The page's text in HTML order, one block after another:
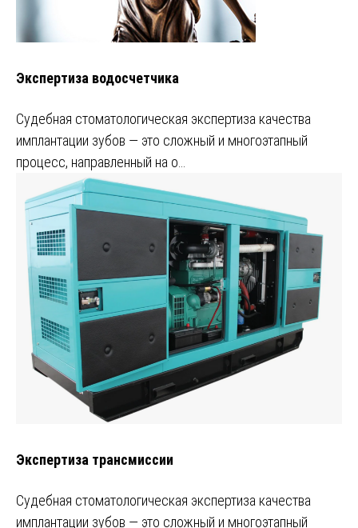
Экспертиза водосчетчика
Судебная стоматологическая экспертиза качества
имплантации зубов — это сложный и многоэтапный
процесс, направленный на о…
Экспертиза трансмиссии
Судебная стоматологическая экспертиза качества
имплантации зубов — это сложный и многоэтапный